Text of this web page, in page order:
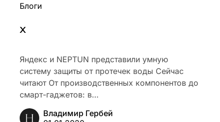
Блоги
x
Яндекс и NEPTUN представили умную
систему защиты от протечек воды Сейчас
читают От производственных компонентов до
смарт-гаджетов: в…
Владимир Гербей